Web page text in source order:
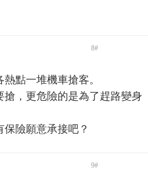
分享
8#
點一堆機車搶客。
搶，更危險的是為了趕路變身
險願意承接吧？
9#